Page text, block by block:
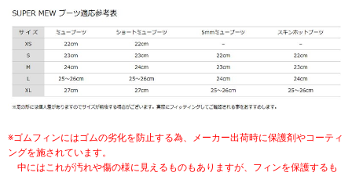
※ゴムフィンにはゴムの劣化を防止する為、メーカー出荷時に保護剤やコーティ
ングを施されています。
中にはこれが汚れや傷の様に見えるものもありますが、フィンを保護するも